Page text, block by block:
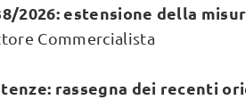
2026: estensione della
Commercialista
rassegna dei recenti